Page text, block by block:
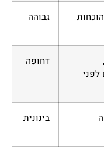
גבוהה
לפני
דחופה
בינונית